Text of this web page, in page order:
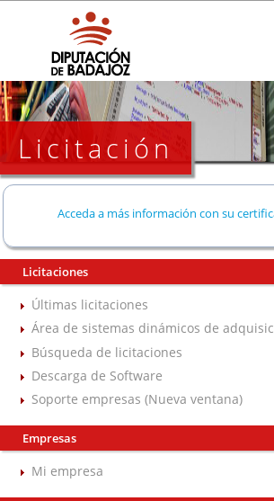
Licitación
Acceda a más información con su
Licitaciones
Últimas licitaciones
Área de sistemas dinámicos de
Búsqueda de licitaciones
Descarga de Software
Soporte empresas (Nueva ventana)
Empresas
Mi empresa